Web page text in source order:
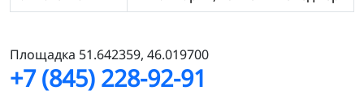
Площадка 51.642359, 46.019700
+7 (845) 228-92-91